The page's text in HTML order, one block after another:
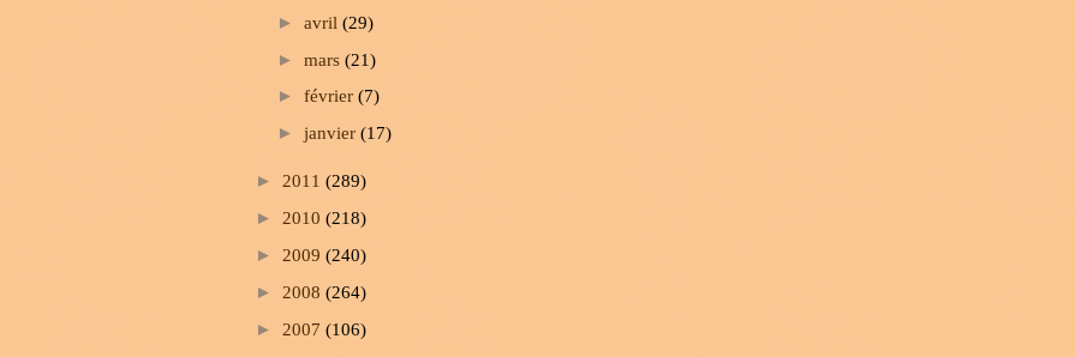
► avril (29)
► mars (21)
► février (7)
► janvier (17)
► 2011 (289)
► 2010 (218)
► 2009 (240)
► 2008 (264)
► 2007 (106)